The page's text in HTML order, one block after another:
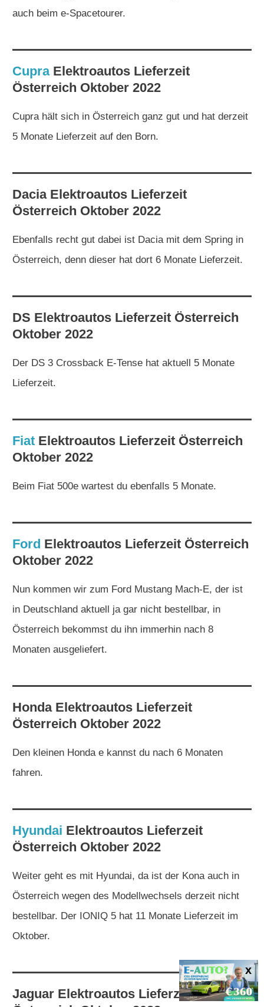
auch beim e-Spacetourer.
Cupra Elektroautos Lieferzeit
Österreich Oktober 2022
Cupra hält sich in Österreich ganz gut und hat derzeit
5 Monate Lieferzeit auf den Born.
Dacia Elektroautos Lieferzeit
Österreich Oktober 2022
Ebenfalls recht gut dabei ist Dacia mit dem Spring in
Österreich, denn dieser hat dort 6 Monate Lieferzeit.
DS Elektroautos Lieferzeit Österreich
Oktober 2022
Der DS 3 Crossback E-Tense hat aktuell 5 Monate
Lieferzeit.
Fiat Elektroautos Lieferzeit Österreich
Oktober 2022
Beim Fiat 500e wartest du ebenfalls 5 Monate.
Ford Elektroautos Lieferzeit Österreich
Oktober 2022
Nun kommen wir zum Ford Mustang Mach-E, der ist
in Deutschland aktuell ja gar nicht bestellbar, in
Österreich bekommst du ihn immerhin nach 8
Monaten ausgeliefert.
Honda Elektroautos Lieferzeit
Österreich Oktober 2022
Den kleinen Honda e kannst du nach 6 Monaten
fahren.
Hyundai Elektroautos Lieferzeit
Österreich Oktober 2022
Weiter geht es mit Hyundai, da ist der Kona auch in
Österreich wegen des Modellwechsels derzeit nicht
bestellbar. Der IONIQ 5 hat 11 Monate Lieferzeit im
Oktober.
Jaguar Elektroautos Lieferzeit